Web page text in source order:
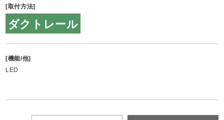
[取付方法]
ダクトレール
[機能/他]
LED